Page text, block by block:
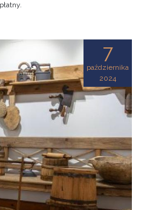
7
października
2024